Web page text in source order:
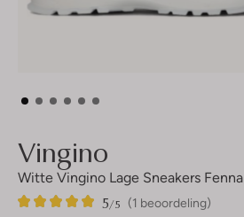
Vingino
Witte Vingino Lage Sneakers Fenna
(1 beoordeling)
5/5
1
5